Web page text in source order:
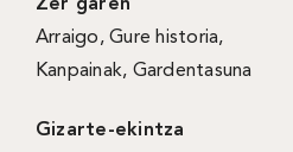
Zer garen
Arraigo,Gure historia,
Kanpainak, Gardentasuna
Gizarte-ekintza